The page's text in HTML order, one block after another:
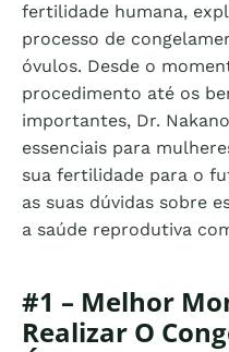
fertilidade humana,
processo de
óvulos. Desde o
procedimento até os
importantes, Dr.
essenciais para
sua fertilidade para o
as suas dúvidas sobre
a saúde reprodutiva
#1 – Melhor
Realizar O